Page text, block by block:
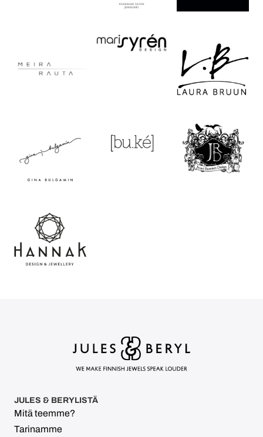
JULES & BERYLISTÄ
Mitä teemme?
Tarinamme